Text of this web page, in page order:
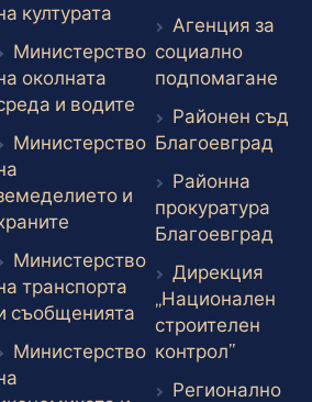
линк
линк
културата Външен линк
Министерство
околната
и водите Външен линк
Министерство
и
Външен линк
Министерство
транспорта
съобщенията Външен линк
Министерство
Агенция за
социално
подпомагане
Районен съд
Благоевград
Районна
прокуратура
Благоевград
Дирекция
„Национален
строителен
контрол”Външен
Регионално